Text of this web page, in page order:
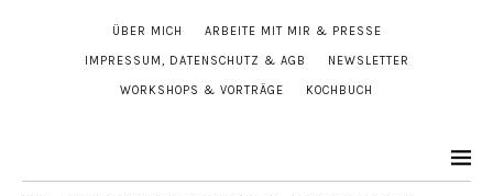
ÜBER MICH ARBEITE MIT MIR & PRESSE
IMPRESSUM, DATENSCHUTZ & AGB NEWSLETTER
WORKSHOPS & VORTRÄGE KOCHBUCH